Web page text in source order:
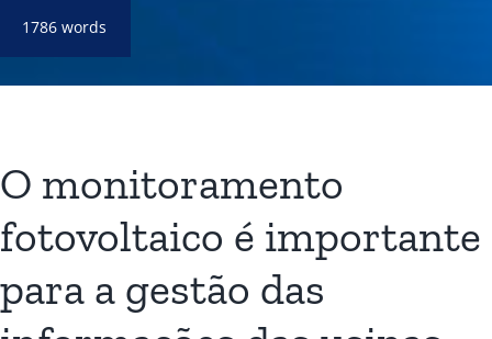
1786 words
O monitoramento
fotovoltaico é importante
para a gestão das